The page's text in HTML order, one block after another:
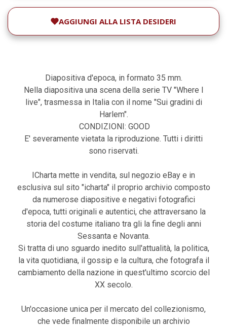
AGGIUNGI ALLA LISTA DESIDERI
Diapositiva d'epoca, in formato 35 mm.
Nella diapositiva una scena della serie TV "Where I
live", trasmessa in Italia con il nome "Sui gradini di
Harlem".
CONDIZIONI: GOOD
E' severamente vietata la riproduzione. Tutti i diritti
sono riservati.
ICharta mette in vendita, sul negozio eBay e in
esclusiva sul sito "icharta" il proprio archivio composto
da numerose diapositive e negativi fotografici
d'epoca, tutti originali e autentici, che attraversano la
storia del costume italiano tra gli la fine degli anni
Sessanta e Novanta.
Si tratta di uno sguardo inedito sull'attualità, la politica,
la vita quotidiana, il gossip e la cultura, che fotografa il
cambiamento della nazione in quest'ultimo scorcio del
XX secolo.
Un'occasione unica per il mercato del collezionismo,
che vede finalmente disponibile un archivio